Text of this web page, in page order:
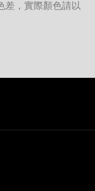
差，實際顏色請以